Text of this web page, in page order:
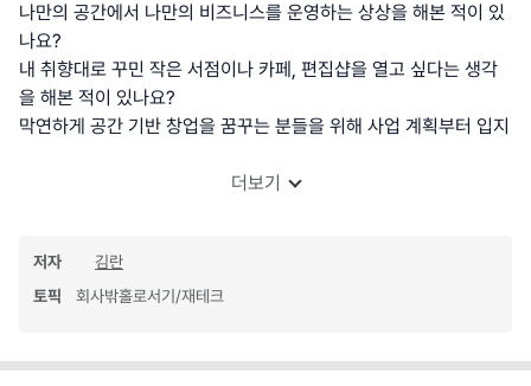
나만의 공간에서 나만의 비즈니스를 운영하는 상상을 해본 적이 있
나요?
내 취향대로 꾸민 작은 서점이나 카페, 편집샵을 열고 싶다는 생각
을 해본 적이 있나요?
막연하게 공간 기반 창업을 꿈꾸는 분들을 위해 사업 계획부터 입지
더보기
저자
김란
토픽
회사밖홀로서기/재테크